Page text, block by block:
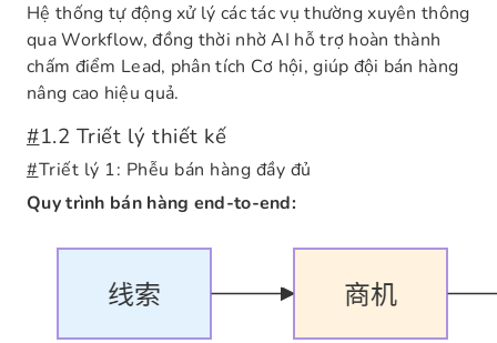
Hệ thống tự động xử lý các tác vụ thường xuyên thông
qua Workflow, đồng thời nhờ AI hỗ trợ hoàn thành
chấm điểm Lead, phân tích Cơ hội, giúp đội bán hàng
nâng cao hiệu quả.
#1.2 Triết lý thiết kế
#Triết lý 1: Phễu bán hàng đầy đủ
Quy trình bán hàng end-to-end: